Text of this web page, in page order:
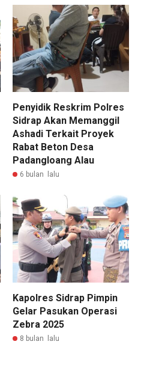
Penyidik Reskrim Polres
Sidrap Akan Memanggil
Ashadi Terkait Proyek
Rabat Beton Desa
Padangloang Alau
6 bulan lalu
Kapolres Sidrap Pimpin
Gelar Pasukan Operasi
Zebra 2025
8 bulan lalu